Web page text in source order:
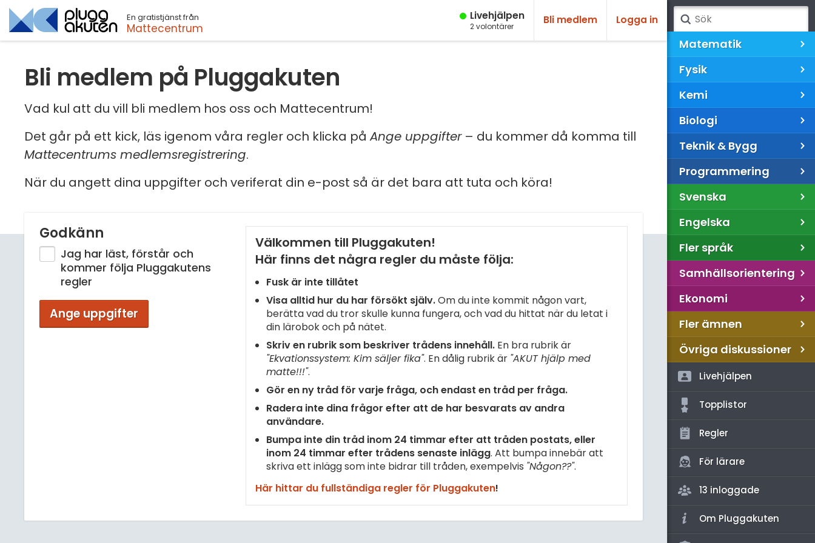
En gratistjänst från
Mattecentrum
Live­hjälpen
2volontärer
Bli medlem Logga in
Bli medlem på Pluggakuten
Vad kul att du vill bli medlem hos oss och Mattecentrum!
Det går på ett kick, läs igenom våra regler och klicka påAnge uppgifter– du kommer då komma till
Mattecentrums medlemsregistrering.
När du angett dina uppgifter och veriferat din e-post så är det bara att tuta och köra!
Godkänn
Jag har läst, förstår och
kommer följa Pluggakutens
regler
Ange uppgifter
Välkommen till Pluggakuten!
Här finns det några regler du måste följa:
Fusk är inte tillåtet
Visa alltid hur du har försökt själv.Om du inte kommit någon vart,
berätta vad du tror skulle kunna fungera, och vad du hittat när du letat i
din lärobok och på nätet.
Skriv en rubrik som beskriver trådens innehåll. En bra rubrik är
"Ekvationssystem: Kim säljer fika". En dålig rubrik är "AKUT hjälp med
matte!!!".
Gör en ny tråd för varje fråga, och endast en tråd per fråga.
Radera inte dina frågor efter att de har besvarats av andra
användare.
Bumpa inte din tråd inom 24 timmar efter att tråden postats, eller
inom 24 timmar efter trådens senaste inlägg. Att bumpa innebär att
skriva ett inlägg som inte bidrar till tråden, exempelvis "Någon??".
Här hittar du fullständiga regler för Pluggakuten!
Sök
Matematik
Fysik
Kemi
Biologi
Teknik & Bygg
Programmering
Svenska
Engelska
Fler språk
Samhällsorientering
Ekonomi
Fler ämnen
Övriga diskussioner
Livehjälpen
Topplistor
Regler
För lärare
13 inloggade
Om Pluggakuten